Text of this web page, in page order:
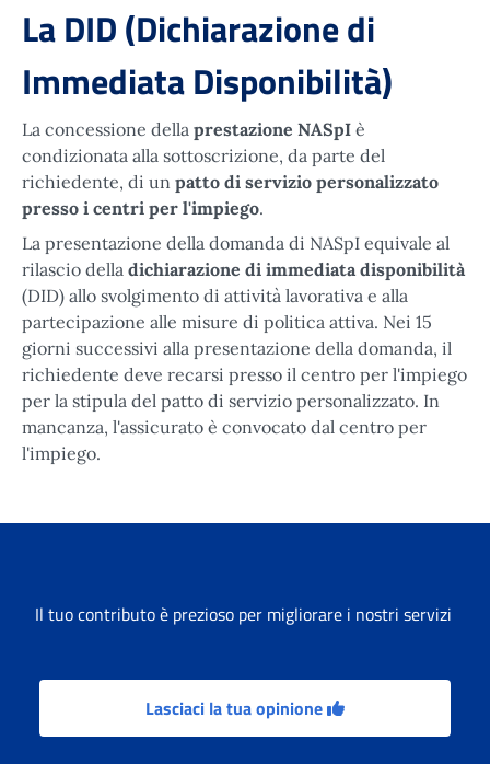
La DID (Dichiarazione di
Immediata Disponibilità)
La concessione della prestazione NASpI è
condizionata alla sottoscrizione, da parte del
richiedente, di un patto di servizio personalizzato
presso i centri per l'impiego.
La presentazione della domanda di NASpI equivale al
rilascio della dichiarazione di immediata disponibilità
(DID) allo svolgimento di attività lavorativa e alla
partecipazione alle misure di politica attiva. Nei 15
giorni successivi alla presentazione della domanda, il
richiedente deve recarsi presso il centro per l'impiego
per la stipula del patto di servizio personalizzato. In
mancanza, l'assicurato è convocato dal centro per
l'impiego.
Il tuo contributo è prezioso per migliorare i nostri servizi
Lasciaci la tua opinione